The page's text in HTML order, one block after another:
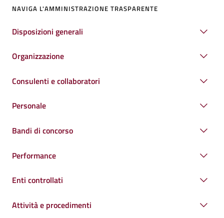
NAVIGA L'AMMINISTRAZIONE TRASPARENTE
Disposizioni generali
Organizzazione
Consulenti e collaboratori
Personale
Bandi di concorso
Performance
Enti controllati
Attività e procedimenti